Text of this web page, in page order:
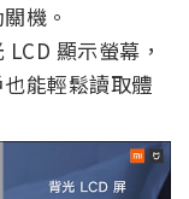
機。
顯示螢幕，
能輕鬆讀取體